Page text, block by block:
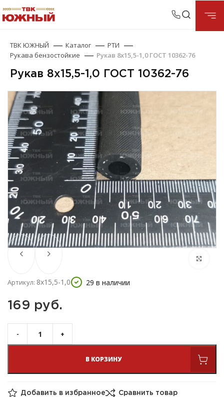
ТВК ЮЖНЫЙ Каталог
РТИ
Рукава бензостойкие
Рукав 8х15,5-1,0 ГОСТ 10362-76
Рукав 8х15,5-1,0 ГОСТ 10362-76
Артикул: 8х15,5-1,0 29 в наличии
169 руб.
В КОРЗИНУ
Добавить в избранное Сравнить товар